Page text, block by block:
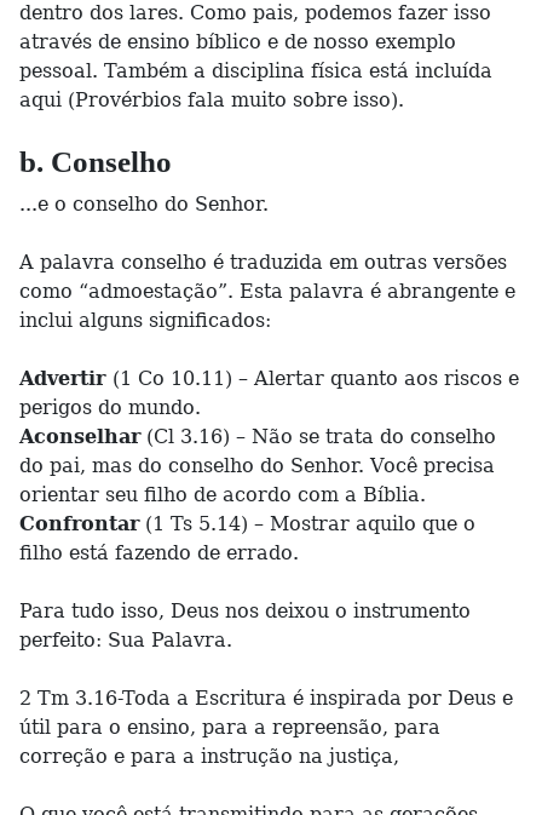
dentro dos lares. Como pais, podemos fazer isso
através de ensino bíblico e de nosso exemplo
pessoal. Também a disciplina física está incluída
aqui (Provérbios fala muito sobre isso).
b. Conselho
...e o conselho do Senhor.
A palavra conselho é traduzida em outras versões
como “admoestação”. Esta palavra é abrangente e
inclui alguns significados:
Advertir (1 Co 10.11) – Alertar quanto aos riscos e
perigos do mundo.
Aconselhar(Cl 3.16) – Não se trata do conselho
do pai, mas do conselho do Senhor. Você precisa
orientar seu filho de acordo com a Bíblia.
Confrontar(1 Ts 5.14) – Mostrar aquilo que o
filho está fazendo de errado.
Para tudo isso, Deus nos deixou o instrumento
perfeito: Sua Palavra.
2 Tm 3.16-Toda a Escritura é inspirada por Deus e
útil para o ensino, para a repreensão, para
correção e para a instrução na justiça,